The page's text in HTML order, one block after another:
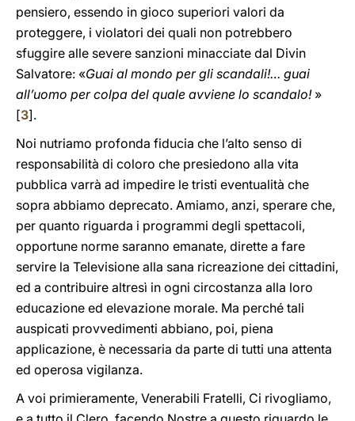
pensiero, essendo in gioco superiori valori da
proteggere, i violatori dei quali non potrebbero
sfuggire alle severe sanzioni minacciate dal Divin
Salvatore: «Guai al mondo per gli scandali!… guai
all’uomo per colpa del quale avviene lo scandalo!»
[3].
Noi nutriamo profonda fiducia che l’alto senso di
responsabilità di coloro che presiedono alla vita
pubblica varrà ad impedire le tristi eventualità che
sopra abbiamo deprecato. Amiamo, anzi, sperare che,
per quanto riguarda i programmi degli spettacoli,
opportune norme saranno emanate, dirette a fare
servire la Televisione alla sana ricreazione dei cittadini,
ed a contribuire altresì in ogni circostanza alla loro
educazione ed elevazione morale. Ma perché tali
auspicati provvedimenti abbiano, poi, piena
applicazione, è necessaria da parte di tutti una attenta
ed operosa vigilanza.
A voi primieramente, Venerabili Fratelli, Ci rivogliamo,